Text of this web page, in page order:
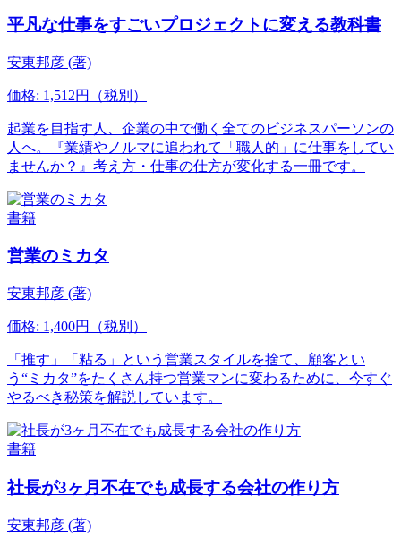
平凡な仕事をすごいプロジェクトに変える教科書
安東邦彦 (著)
価格: 1,512円（税別）
起業を目指す人、企業の中で働く全てのビジネスパーソンの
人へ。『業績やノルマに追われて「職人的」に仕事をしてい
ませんか？』考え方・仕事の仕方が変化する一冊です。
書籍
営業のミカタ
安東邦彦 (著)
価格: 1,400円（税別）
「推す」「粘る」という営業スタイルを捨て、顧客とい
う“ミカタ”をたくさん持つ営業マンに変わるために、今すぐ
やるべき秘策を解説しています。
書籍
社長が3ヶ月不在でも成長する会社の作り方
安東邦彦 (著)